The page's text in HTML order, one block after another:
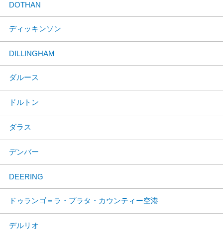
DOTHAN
ディッキンソン
DILLINGHAM
ダルース
ドルトン
ダラス
デンバー
DEERING
ドゥランゴ＝ラ・プラタ・カウンティー空港
デルリオ